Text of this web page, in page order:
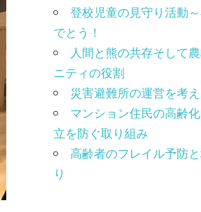
登校児童の見守り活動
でとう！
人間と熊の共存そして
ニティの役割
災害避難所の運営を考
マンション住民の高齢
立を防ぐ取り組み
高齢者のフレイル予防
り